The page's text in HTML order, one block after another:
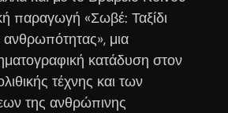
παραγωγή «Σωβέ: Ταξίδι
μια
κατάδυση στον
τέχνης και των
της ανθρώπινης